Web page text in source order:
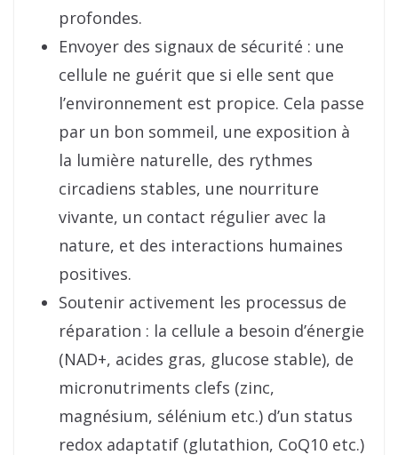
profondes.
Envoyer des signaux de sécurité : une
cellule ne guérit que si elle sent que
l’environnement est propice. Cela passe
par un bon sommeil, une exposition à
la lumière naturelle, des rythmes
circadiens stables, une nourriture
vivante, un contact régulier avec la
nature, et des interactions humaines
positives.
Soutenir activement les processus de
réparation : la cellule a besoin d’énergie
(NAD+, acides gras, glucose stable), de
micronutriments clefs (zinc,
magnésium, sélénium etc.) d’un status
redox adaptatif (glutathion, CoQ10 etc.)